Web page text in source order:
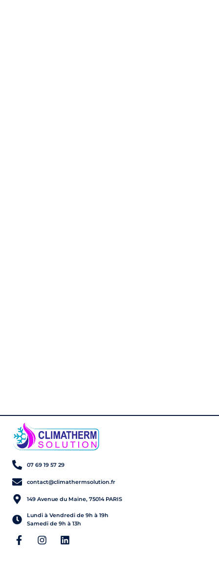
07 69 19 57 29
contact@climathermsolution.fr
149 Avenue du Maine, 75014 PARIS
Lundi à Vendredi de 9h à 19h
Samedi de 9h à 13h